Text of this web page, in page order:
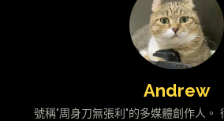
Andrew
號稱"周身刀無張利"的多媒體創作人。